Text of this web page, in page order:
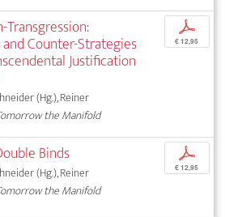
Transgression:
Counter-Strategies
Justification
(Hg.), Reiner
the Manifold
p
€ 12,95
Binds
(Hg.), Reiner
the Manifold
p
€ 12,95